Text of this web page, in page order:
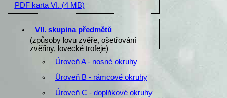
PDF karta VI. (4 MB)
VII. skupina předmětů
(způsoby lovu zvěře, ošetřování
zvěřiny, lovecké trofeje)
Úroveň A - nosné okruhy
Úroveň B - rámcové okruhy
Úroveň C - doplňkové okruhy